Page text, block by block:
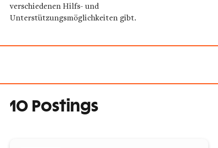
verschiedenen Hilfs- und
Unterstützungsmöglichkeiten gibt.
10 Postings